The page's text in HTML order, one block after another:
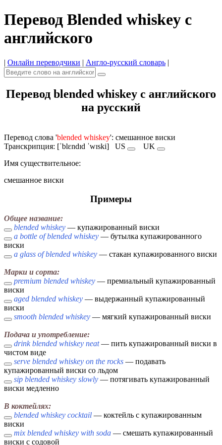
Перевод Blended whiskey с
английского
| Онлайн переводчики | Англо-русский словарь |
Перевод blended whiskey с английского
на русский
Перевод слова 'blended whiskey': смешанное виски
Транскрипция: [ˈblɛndɪd ˈwɪski] US
UK
Имя cуществительное:
смешанное виски
Примеры
Общее название:
blended whiskey — купажированный виски
a bottle of blended whiskey — бутылка купажированного
виски
a glass of blended whiskey — стакан купажированного виски
Марки и сорта:
premium blended whiskey — премиальный купажированный
виски
aged blended whiskey — выдержанный купажированный
виски
smooth blended whiskey — мягкий купажированный виски
Подача и употребление:
drink blended whiskey neat— пить купажированный виски в
чистом виде
serve blended whiskey on the rocks — подавать
купажированный виски со льдом
sip blended whiskey slowly — потягивать купажированный
виски медленно
В коктейлях:
blended whiskey cocktail — коктейль с купажированным
виски
mix blended whiskey with soda — смешать купажированный
виски с содовой